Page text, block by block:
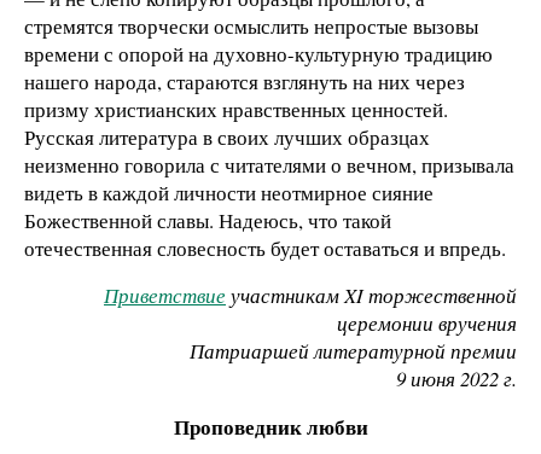
стремятся творчески осмыслить непростые вызовы
времени с опорой на духовно-культурную традицию
нашего народа, стараются взглянуть на них через
призму христианских нравственных ценностей.
Русская литература в своих лучших образцах
неизменно говорила с читателями о вечном, призывала
видеть в каждой личности неотмирное сияние
Божественной славы. Надеюсь, что такой
отечественная словесность будет оставаться и впредь.
Приветствиеучастникам XI торжественной
церемонии вручения
Патриаршей литературной премии
9 июня 2022 г.
Проповедник любви